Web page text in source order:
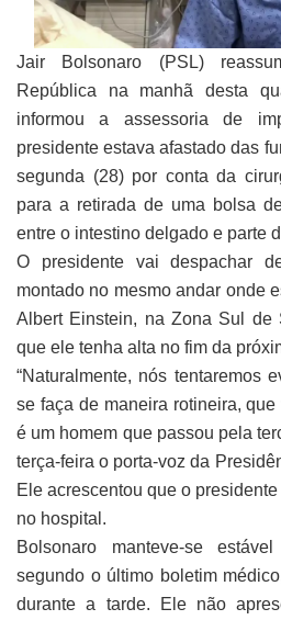
Jair Bolsonaro (PSL)
República na manhã desta
informou a assessoria de
presidente estava afastado das
segunda (28) por conta da
para a retirada de uma bolsa
entre o intestino delgado e parte
O presidente vai despachar
montado no mesmo andar onde
Albert Einstein, na Zona Sul de
que ele tenha alta no fim da
“Naturalmente, nós tentaremos
se faça de maneira rotineira,
é um homem que passou pela
terça-feira o porta-voz da
Ele acrescentou que o
no hospital.
Bolsonaro manteve-se
segundo o último boletim
durante a tarde. Ele não